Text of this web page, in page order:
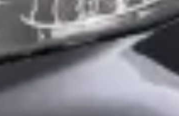
Wat zijn de openingstijden van Terwolde
Hoe wordt Terwolde Rijssen beoordeeld?
Hoeveel occasions heeft Terwolde Rijssen?
Welke brandstoftypen biedt Terwolde Rijssen